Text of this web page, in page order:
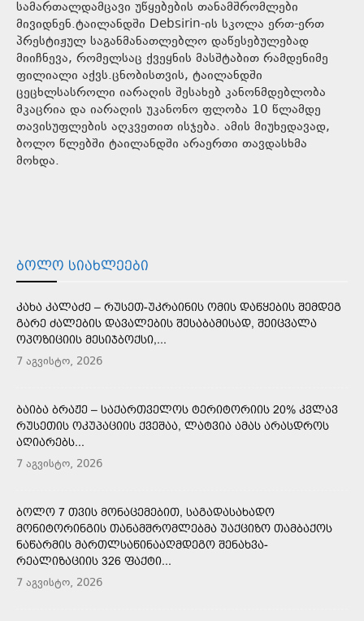
სამართალდამცავი უწყებების თანამშრომლები
მივიდნენ.ტაილანდში Debsirin-ის სკოლა ერთ-ერთ
პრესტიჟულ საგანმანათლებლო დაწესებულებად
მიიჩნევა, რომელსაც ქვეყნის მასშტაბით რამდენიმე
ფილიალი აქვს.ცნობისთვის, ტაილანდში
ცეცხლსასროლი იარაღის შესახებ კანონმდებლობა
მკაცრია და იარაღის უკანონო ფლობა 10 წლამდე
თავისუფლების აღკვეთით ისჯება. ამის მიუხედავად,
ბოლო წლებში ტაილანდში არაერთი თავდასხმა
მოხდა.
ᲑᲝᲚᲝ ᲡᲘᲐᲮᲚᲔᲔᲑᲘ
ᲙᲐᲮᲐ ᲙᲐᲚᲐᲫᲔ – ᲠᲣᲡᲔᲗ-ᲣᲙᲠᲐᲘᲜᲘᲡ ᲝᲛᲘᲡ ᲓᲐᲬᲧᲔᲑᲘᲡ ᲨᲔᲛᲓᲔᲒ
ᲒᲐᲠᲔ ᲫᲐᲚᲔᲑᲘᲡ ᲓᲐᲕᲐᲚᲔᲑᲘᲡ ᲨᲔᲡᲐᲑᲐᲛᲘᲡᲐᲓ, ᲨᲔᲘᲪᲕᲐᲚᲐ
ᲝᲞᲝᲖᲘᲪᲘᲘᲡ ᲛᲔᲡᲘᲯᲑᲝᲥᲡᲘ,...
7 აგვისტო, 2026
ᲑᲐᲘᲑᲐ ᲑᲠᲐᲟᲔ – ᲡᲐᲥᲐᲠᲗᲕᲔᲚᲝᲡ ᲢᲔᲠᲘᲢᲝᲠᲘᲘᲡ 20% ᲙᲕᲚᲐᲕ
ᲠᲣᲡᲔᲗᲘᲡ ᲝᲙᲣᲞᲐᲪᲘᲘᲡ ᲥᲕᲔᲨᲐᲐ, ᲚᲐᲢᲕᲘᲐ ᲐᲛᲐᲡ ᲐᲠᲐᲡᲓᲠᲝᲡ
ᲐᲦᲘᲐᲠᲔᲑᲡ...
7 აგვისტო, 2026
ᲑᲝᲚᲝ 7 ᲗᲕᲘᲡ ᲛᲝᲜᲐᲪᲔᲛᲔᲑᲘᲗ, ᲡᲐᲒᲐᲓᲐᲡᲐᲮᲐᲓᲝ
ᲛᲝᲜᲘᲢᲝᲠᲘᲜᲒᲘᲡ ᲗᲐᲜᲐᲛᲨᲠᲝᲛᲚᲔᲑᲛᲐ ᲣᲐᲥᲪᲘᲖᲝ ᲗᲐᲛᲑᲐᲥᲝᲡ
ᲜᲐᲬᲐᲠᲛᲘᲡ ᲛᲐᲠᲗᲚᲡᲐᲬᲘᲜᲐᲐᲦᲛᲓᲔᲒᲝ ᲨᲔᲜᲐᲮᲕᲐ-
ᲠᲔᲐᲚᲘᲖᲐᲪᲘᲘᲡ 326 ᲤᲐᲥᲢᲘ...
7 აგვისტო, 2026